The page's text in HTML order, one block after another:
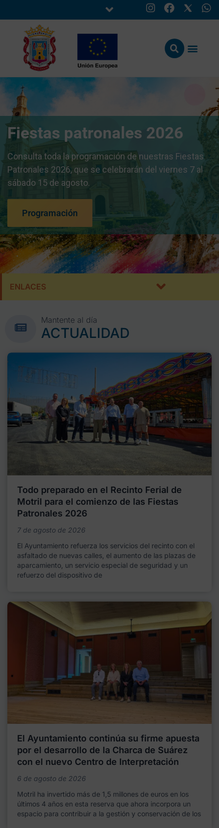
Fiestas patronales 2026
Consulta toda la programación de nuestras Fiestas
Patronales 2026, que se celebrarán del viernes 7 al
sábado 15 de agosto.
Programación
ENLACES
Mantente al día
ACTUALIDAD
Todo preparado en el Recinto Ferial de
Motril para el comienzo de las Fiestas
Patronales 2026
7 de agosto de 2026
El Ayuntamiento refuerza los servicios del recinto con el
asfaltado de nuevas calles, el aumento de las plazas de
aparcamiento, un servicio especial de seguridad y un
refuerzo del dispositivo de
El Ayuntamiento continúa su firme apuesta
por el desarrollo de la Charca de Suárez
con el nuevo Centro de Interpretación
6 de agosto de 2026
Motril ha invertido más de 1,5 millones de euros en los
últimos 4 años en esta reserva que ahora incorpora un
espacio para contribuir a la gestión y conservación de los